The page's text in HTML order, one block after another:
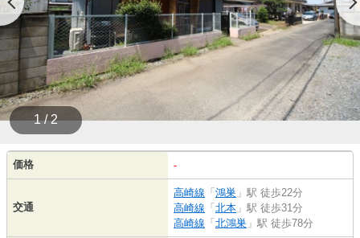
1 / 2
価格 -
交通
高崎線 「 鴻巣 」駅 徒歩22分
高崎線 「 北本 」駅 徒歩31分
高崎線 「 北鴻巣 」駅 徒歩78分